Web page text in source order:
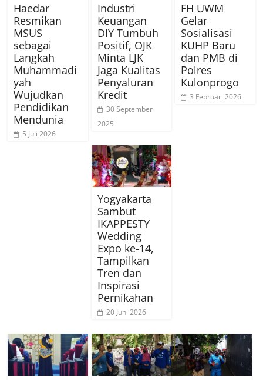
Haedar
Resmikan
MSUS
sebagai
Langkah
Muhammadi
yah
Wujudkan
Pendidikan
Mendunia
5 Juli 2026
Industri
Keuangan
DIY Tumbuh
Positif, OJK
Minta LJK
Jaga Kualitas
Penyaluran
Kredit
30 September
2025
FH UWM
Gelar
Sosialisasi
KUHP Baru
dan PMB di
Polres
Kulonprogo
3 Februari 2026
Yogyakarta
Sambut
IKAPPESTY
Wedding
Expo ke-14,
Tampilkan
Tren dan
Inspirasi
Pernikahan
20 Juni 2026